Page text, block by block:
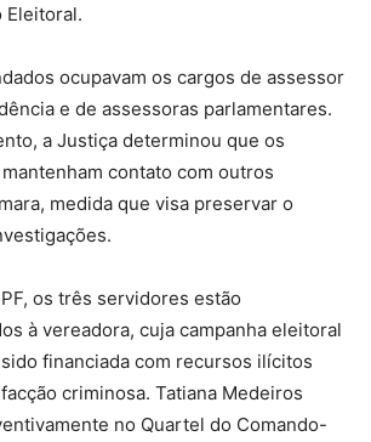
Eleitoral.
ocupavam os cargos de assessor
e de assessoras parlamentares.
a Justiça determinou que os
contato com outros
medida que visa preservar o
os três servidores estão
à vereadora, cuja campanha eleitoral
financiada com recursos ilícitos
criminosa. Tatiana Medeiros
no Quartel do Comando-